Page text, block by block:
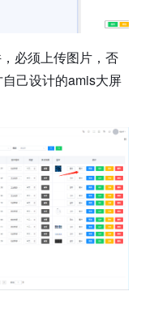
必须上传图片，否
己设计的amis大屏